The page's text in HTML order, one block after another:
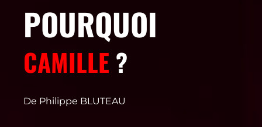
POURQUOI
CAMILLE ?
De Philippe BLUTEAU